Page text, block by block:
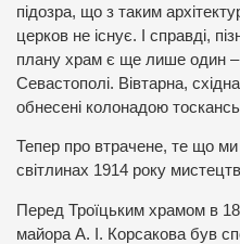
підозра, що з таким
церков не існує. І справді,
плану храм є ще лише один –
Севастополі. Вівтарна,
обнесені колонадою
Тепер про втрачене, те що
світлинах 1914 року
Перед Троїцьким храмом в
майора А. І. Корсакова був